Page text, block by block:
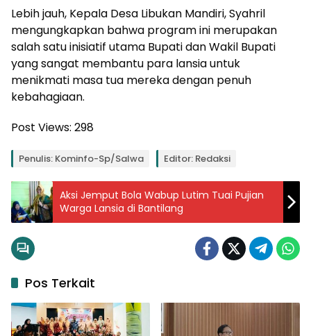
‎Lebih jauh, Kepala Desa Libukan Mandiri, Syahril
mengungkapkan bahwa program ini merupakan
salah satu inisiatif utama Bupati dan Wakil Bupati
yang sangat membantu para lansia untuk
menikmati masa tua mereka dengan penuh
kebahagiaan.
Post Views: 298
Penulis: Kominfo-Sp/salwa Editor: Redaksi
Aksi Jemput Bola Wabup Lutim Tuai Pujian
Warga Lansia di Bantilang
Pos Terkait